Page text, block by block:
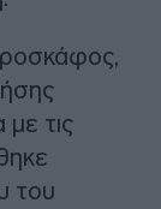
τις
του